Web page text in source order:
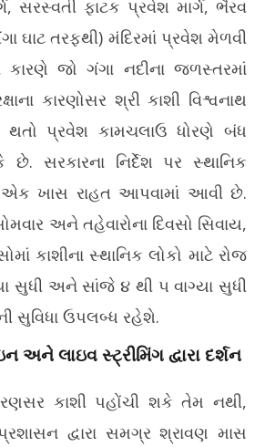
સરસ્વતી ફાટક પ્રવેશ માર્ગ, ભૈરવ
ઘાટ તરફથી) મંદિરમાં પ્રવેશ મેળવી
કારણે જો ગંગા નદીના જળસ્તરમાં
કારણોસર શ્રી કાશી વિશ્વનાથ
થતો પ્રવેશ કામચલાઉ ધોરણે બંધ
સરકારના નિર્દેશ પર સ્થાનિક
એક ખાસ રાહત આપવામાં આવી છે.
અને તહેવારોના દિવસો સિવાય,
કાશીના સ્થાનિક લોકો માટે રોજ
સુધી અને સાંજે ૪ થી ૫ વાગ્યા સુધી
સુવિધા ઉપલબ્ધ રહેશે.
અને લાઇવ સ્ટ્રીમિંગ દ્વારા દર્શન
કાશી પહોંચી શકે તેમ નથી,
દ્વારા સમગ્ર શ્રાવણ માસ